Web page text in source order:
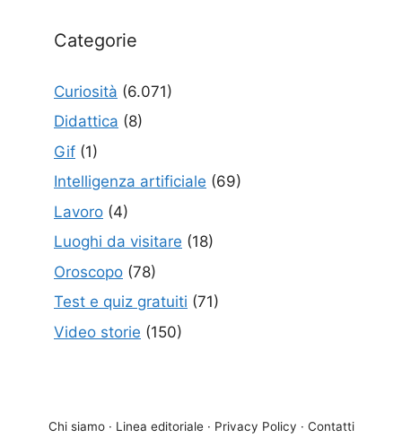
Categorie
Curiosità (6.071)
Didattica (8)
Gif (1)
Intelligenza artificiale (69)
Lavoro (4)
Luoghi da visitare (18)
Oroscopo (78)
Test e quiz gratuiti (71)
Video storie (150)
Chi siamo · Linea editoriale · Privacy Policy · Contatti